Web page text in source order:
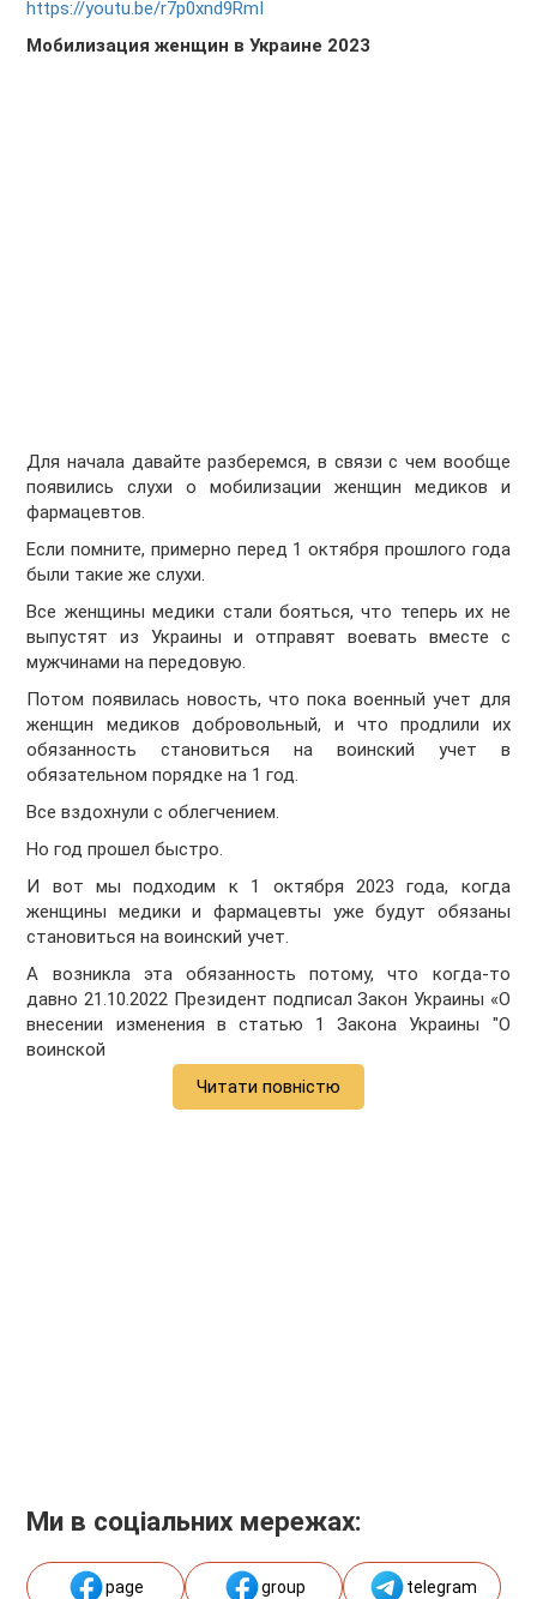
https://youtu.be/r7p0xnd9RmI
Мобилизация женщин в Украине 2023
Для начала давайте разберемся, в связи с чем вообще
появились слухи о мобилизации женщин медиков и
фармацевтов.
Если помните, примерно перед 1 октября прошлого года
были такие же слухи.
Все женщины медики стали бояться, что теперь их не
выпустят из Украины и отправят воевать вместе с
мужчинами на передовую.
Потом появилась новость, что пока военный учет для
женщин медиков добровольный, и что продлили их
обязанность становиться на воинский учет в
обязательном порядке на 1 год.
Все вздохнули с облегчением.
Но год прошел быстро.
И вот мы подходим к 1 октября 2023 года, когда
женщины медики и фармацевты уже будут обязаны
становиться на воинский учет.
А возникла эта обязанность потому, что когда-то
давно 21.10.2022 Президент подписал Закон Украины «О
внесении изменения в статью 1 Закона Украины "О
воинской
Читати повністю
Ми в соціальних мережах:
page group telegram